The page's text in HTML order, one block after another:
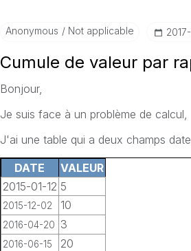
Anonymous Not applicable
Cumule de valeur par
Bonjour,
Je suis face à un problème de calcul,
J'ai une table qui a deux champs
DATE
VALEUR
2015-01-12 5
2015-12-02 10
2016-04-20 3
2016-06-15 20